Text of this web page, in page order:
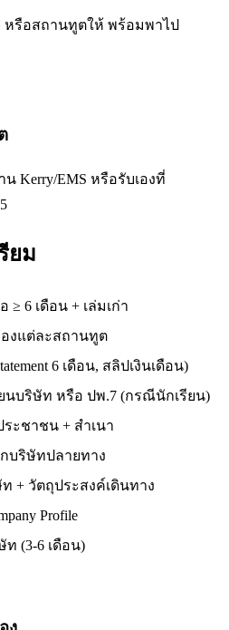
หรือสถานทูตให้ พร้อมพาไป
Kerry/EMS หรือรับเองที่
ยม
≥ 6 เดือน + เล่มเก่า
งแต่ละสถานทูต
6 เดือน, สลิปเงินเดือน)
นบริษัท หรือ ปพ.7 (กรณีนักเรียน)
ะชาชน + สำเนา
กบริษัทปลายทาง
+ วัตถุประสงค์เดินทาง
Profile
ท (3-6 เดือน)